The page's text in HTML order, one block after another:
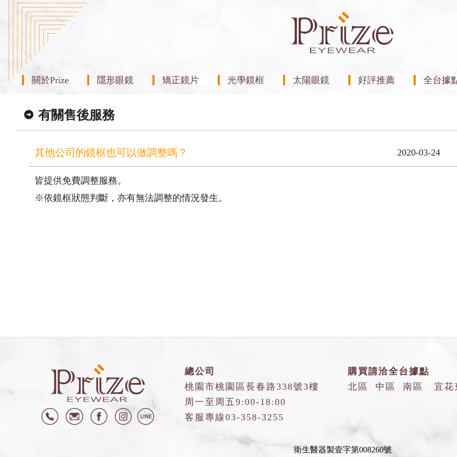
關於Prize 隱形眼鏡 矯正鏡片 光學鏡框 太陽眼鏡 好評推薦 全台據
有關售後服務
其他公司的鏡框也可以做調整嗎？ 2020-03-24
皆提供免費調整服務。
※依鏡框狀態判斷，亦有無法調整的情況發生。
總公司
桃園市桃園區長春路338號3樓
周一至周五9:00-18:00
客服專線03-358-3255
購買請洽全台據點
北區
中區 南區 宜花
衛生醫器製壹字第008260號